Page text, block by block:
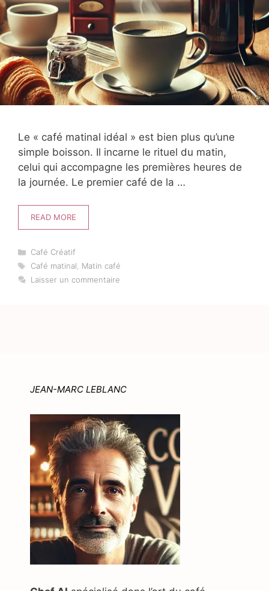
Le « café matinal idéal » est bien plus qu’une
simple boisson. Il incarne le rituel du matin,
celui qui accompagne les premières heures de
la journée. Le premier café de la …
READ MORE
Catégories
Café Créatif
Étiquettes
Café matinal
Matin café
Laisser un commentaire
JEAN-MARC LEBLANC